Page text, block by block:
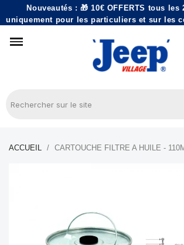
Nouveautés : 🎁 10€ OFFERTS tous les
uniquement pour les particuliers et sur les
ACCUEIL CARTOUCHE FILTRE A HUILE -